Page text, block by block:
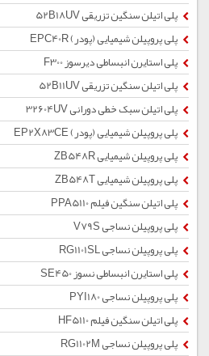
پلی اتیلن سنگین تزریقی 52B18UV
پلی پروپیلن شیمیایی (پودر) EPC40R
پلی استایرن انبساطی دیرسوز F300
پلی اتیلن سنگین تزریقی 52B11UV
پلی اتیلن سبک خطی دورانی 32604UV
پلی پروپیلن شیمیایی (پودر) EP2X83CE
پلی پروپیلن شیمیایی ZB548R
پلی پروپیلن شیمیایی ZB548T
پلی اتیلن سنگین فیلم PPA5110
پلی پروپیلن نساجی V79S
پلی پروپیلن نساجی RG1101SL
پلی استایرن انبساطی نسوز SE450
پلی پروپیلن نساجی PYI180
پلی اتیلن سنگین فیلم HF5110
پلی پروپیلن نساجی RG1102M